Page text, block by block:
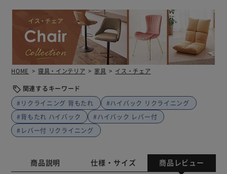
HOME 寝具・インテリア 家具 イス・チェア
関連するキーワード
#リクライニング 背もたれ
#ハイバック リクライニング
#背もたれ ハイバック
#ハイバック レバー付
#レバー付 リクライニング
商品説明 仕様・サイズ 商品レビュー